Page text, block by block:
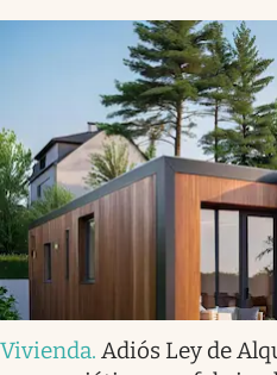
Vivienda. Adiós Ley de